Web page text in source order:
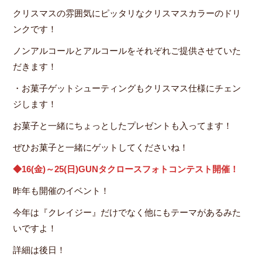
クリスマスの雰囲気にピッタリなクリスマスカラーのドリ
ンクです！
ノンアルコールとアルコールをそれぞれご提供させていた
だきます！
・お菓子ゲットシューティングもクリスマス仕様にチェン
ジします！
お菓子と一緒にちょっとしたプレゼントも入ってます！
ぜひお菓子と一緒にゲットしてくださいね！
◆16(金)～25(日)GUNタクロースフォトコンテスト開催！
昨年も開催のイベント！
今年は『クレイジー』だけでなく他にもテーマがあるみた
いですよ！
詳細は後日！